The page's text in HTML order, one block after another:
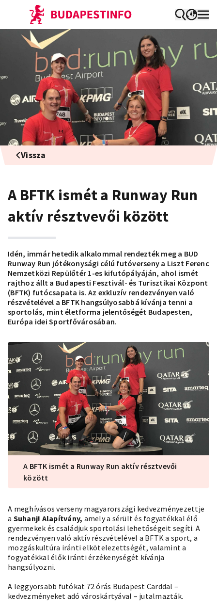
Vissza
A BFTK ismét a Runway Run
aktív résztvevői között
Idén, immár hetedik alkalommal rendezték meg a BUD
Runway Run jótékonysági célú futóverseny a Liszt Ferenc
Nemzetközi Repülőtér 1-es kifutópályáján, ahol ismét
rajthoz állt a Budapesti Fesztivál- és Turisztikai Központ
(BFTK) futócsapata is. Az exkluzív rendezvényen való
részvételével a BFTK hangsúlyosabbá kívánja tenni a
sportolás, mint életforma jelentőségét Budapesten,
Európa idei Sportfővárosában.
A BFTK ismét a Runway Run aktív résztvevői
között
A meghívásos verseny magyarországi kedvezményezettje
a Suhanj! Alapítvány, amely a sérült és fogyatékkal élő
gyermekek és családjuk sportolási lehetőségeit segíti. A
rendezvényen való aktív részvételével a BFTK a sport, a
mozgáskultúra iránti elkötelezettségét, valamint a
fogyatékkal élők iránti érzékenységét kívánja
hangsúlyozni.
A leggyorsabb futókat 72 órás Budapest Carddal –
kedvezményeket adó városkártyával – jutalmazták.